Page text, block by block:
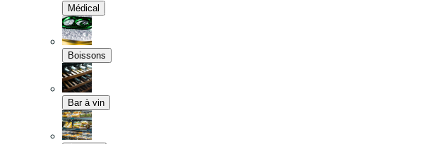
Médical
Boissons
Bar à vin